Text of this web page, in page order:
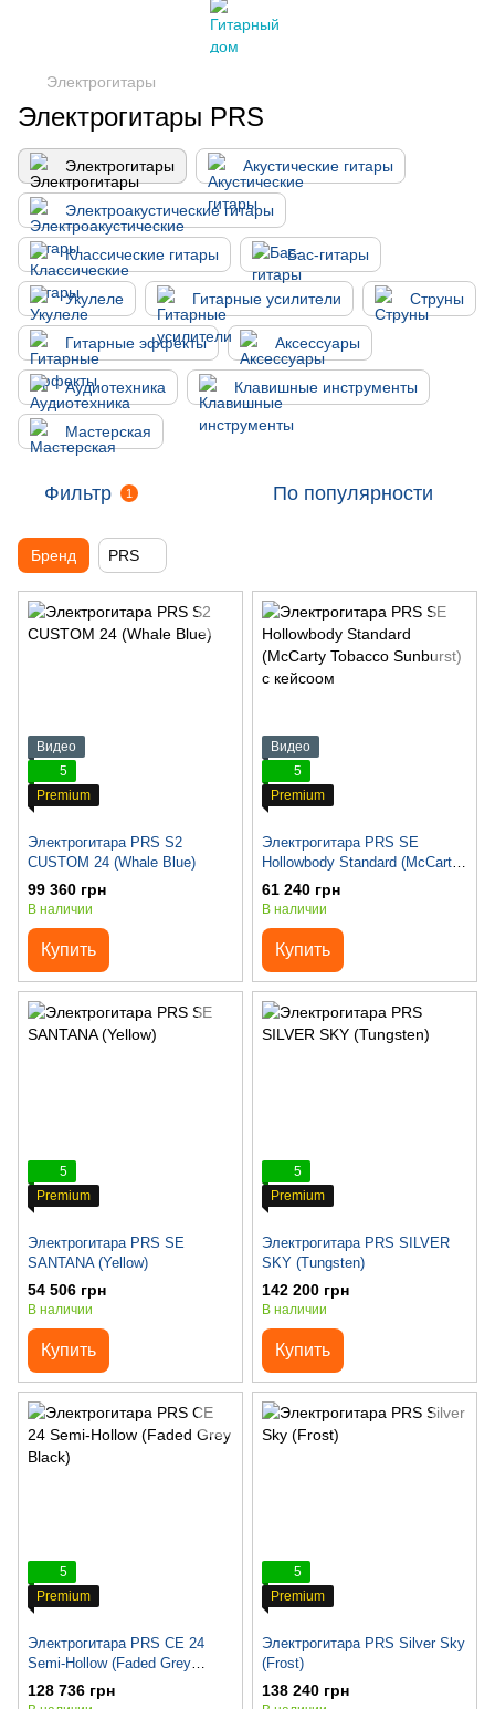
Электрогитары
Электрогитары PRS
Электрогитары Акустические гитары
Электроакустические гитары
Классические гитары Бас-гитары
Укулеле Гитарные усилители Струны
Гитарные эффекты Аксессуары
Аудиотехника Клавишные инструменты
Мастерская
Фильтр 1 По популярности
Бренд PRS
Видео
5
Premium
Электрогитара PRS S2
CUSTOM 24 (Whale Blue)
99 360 грн
В наличии
Купить
Видео
5
Premium
Электрогитара PRS SE
Hollowbody Standard (McCarty
Tobacco Sunburst) с кейсоом
61 240 грн
В наличии
Купить
5
Premium
Электрогитара PRS SE
SANTANA (Yellow)
54 506 грн
В наличии
Купить
5
Premium
Электрогитара PRS SILVER
SKY (Tungsten)
142 200 грн
В наличии
Купить
5
Premium
Электрогитара PRS CE 24
Semi-Hollow (Faded Grey
Black)
128 736 грн
5
Premium
Электрогитара PRS Silver Sky
(Frost)
138 240 грн